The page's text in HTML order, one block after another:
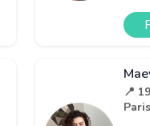
📍
Paris